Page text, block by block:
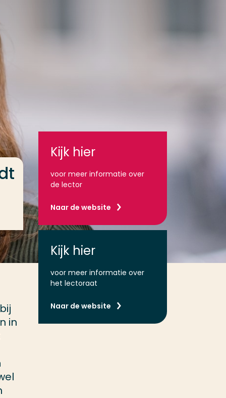
in
Kijk hier
voor meer informatie over
de lector
Naar de website
Kijk hier
voor meer informatie over
het lectoraat
Naar de website